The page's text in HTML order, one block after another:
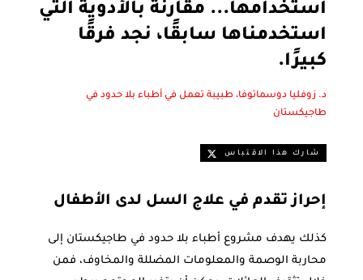
استخدامها... مقارنة بالأدوية التي
استخدمناها سابقًا، نجد فرقًا
كبيرًا.
د. زوفليا دوسماتوفا، طبيبة تعمل في أطباء بلا حدود في
طاجيكستان
شارك هذا الاقتباس
إحراز تقدم في علاج السل لدى الأطفال
كذلك يهدف مشروع أطباء بلا حدود في طاجيكستان إلى
محاربة الوصمة والمعلومات المضللة والمخاوف، فمن